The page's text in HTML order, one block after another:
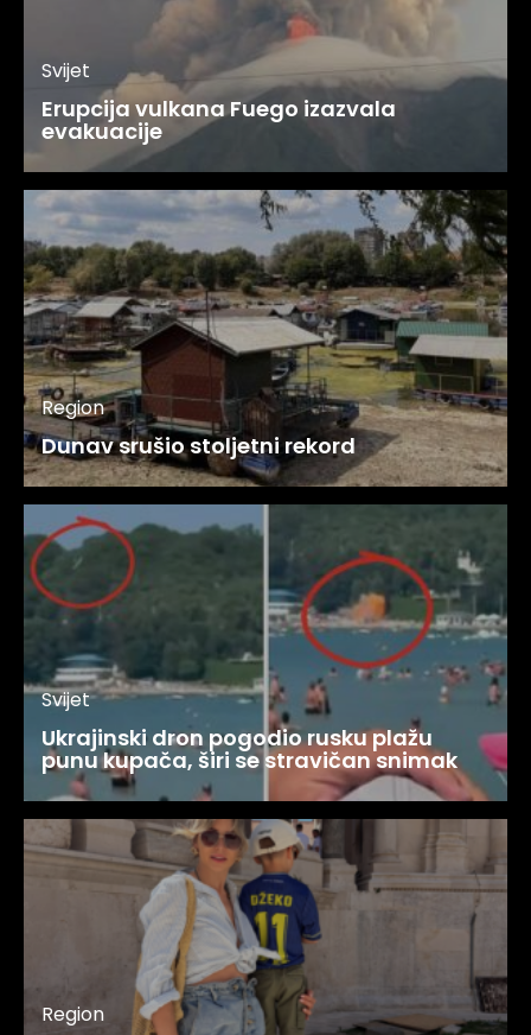
Svijet
Erupcija vulkana Fuego izazvala
evakuacije
Region
Dunav srušio stoljetni rekord
Svijet
Ukrajinski dron pogodio rusku plažu
punu kupača, širi se stravičan snimak
Region